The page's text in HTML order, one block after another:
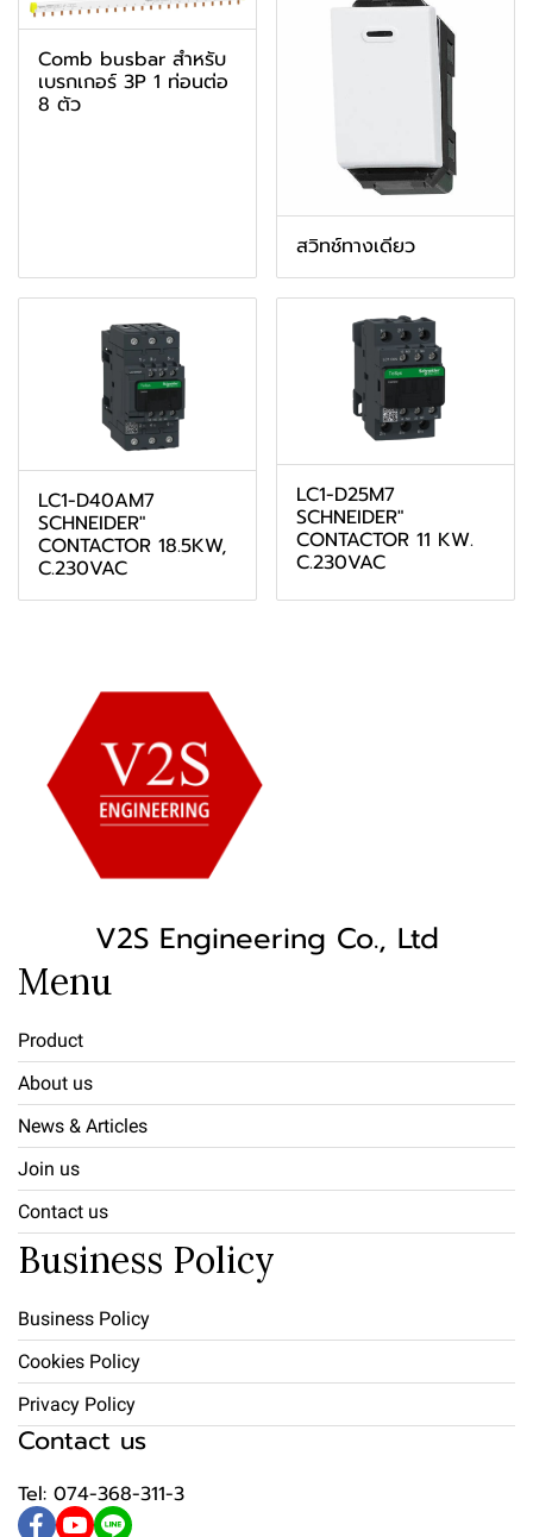
Comb busbar สำหรับ
เบรกเกอร์ 3P 1 ท่อนต่อ
8 ตัว
สวิทช์ทางเดียว
LC1-D40AM7
SCHNEIDER"
CONTACTOR 18.5KW,
C.230VAC
LC1-D25M7
SCHNEIDER"
CONTACTOR 11 KW.
C.230VAC
V2S Engineering Co., Ltd
Menu
Product
About us
News & Articles
Join us
Contact us
Business Policy
Business Policy
Cookies Policy
Privacy Policy
Contact us
Tel: 074-368-311-3